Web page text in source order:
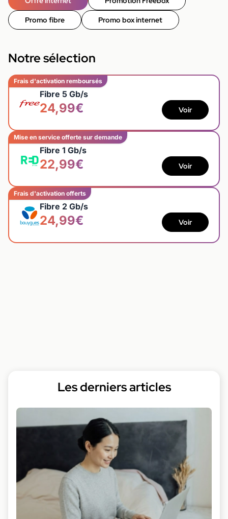
Promo fibre Promo box internet
Notre sélection
Frais d'activation remboursés
Fibre 5 Gb/s
24,99€ Voir
Mise en service offerte sur demande
Fibre 1 Gb/s
22,99€ Voir
Frais d'activation offerts
Fibre 2 Gb/s
24,99€ Voir
Les derniers articles